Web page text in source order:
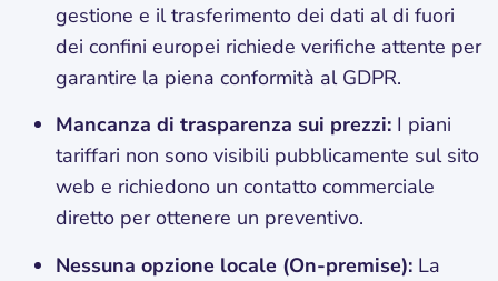
gestione e il trasferimento dei dati al di fuori
dei confini europei richiede verifiche attente per
garantire la piena conformità al GDPR.
Mancanza di trasparenza sui prezzi: I piani
tariffari non sono visibili pubblicamente sul sito
web e richiedono un contatto commerciale
diretto per ottenere un preventivo.
Nessuna opzione locale (On-premise): La